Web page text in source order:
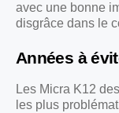
avec une bonne
disgrâce dans le
Années à
Les Micra K12
les plus